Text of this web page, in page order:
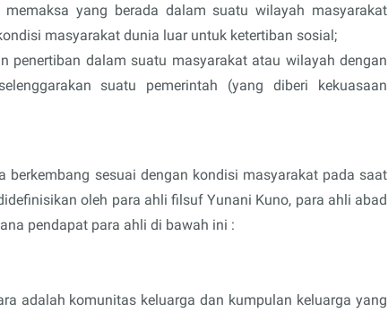
yang berada dalam suatu wilayah masyarakat
masyarakat dunia luar untuk ketertiban sosial;
penertiban dalam suatu masyarakat atau wilayah dengan
suatu pemerintah (yang diberi kekuasaan
berkembang sesuai dengan kondisi masyarakat pada saat
oleh para ahli filsuf Yunani Kuno, para ahli abad
pendapat para ahli di bawah ini :
adalah komunitas keluarga dan kumpulan keluarga yang